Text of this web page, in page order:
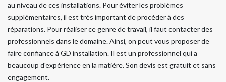
au niveau de ces installations. Pour éviter les problèmes
supplémentaires, il est très important de procéder à des
réparations. Pour réaliser ce genre de travail, il faut contacter des
professionnels dans le domaine. Ainsi, on peut vous proposer de
faire confiance à GD installation. Il est un professionnel qui a
beaucoup d'expérience en la matière. Son devis est gratuit et sans
engagement.